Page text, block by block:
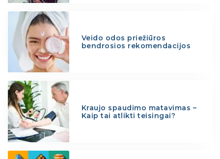
Veido odos priežiūros
bendrosios rekomendacijos
Kraujo spaudimo matavimas –
Kaip tai atlikti teisingai?